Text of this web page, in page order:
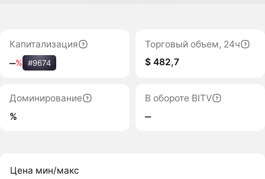
Капитализация
‒% #9674
Торговый объем, 24ч
$ 482,7
Доминирование
%
В обороте BITV
‒
Цена мин/макс